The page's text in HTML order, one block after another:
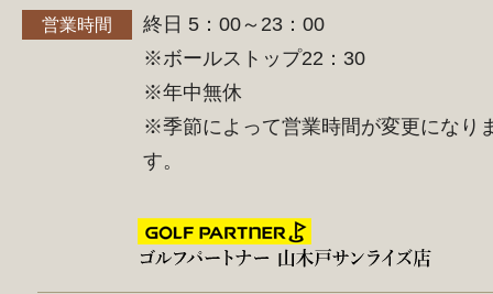
営業時間
終日 5：00～23：00
※ボールストップ22：30
※年中無休
※季節によって営業時間が変更になり
す。